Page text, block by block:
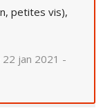
petites vis),
22 jan 2021 -